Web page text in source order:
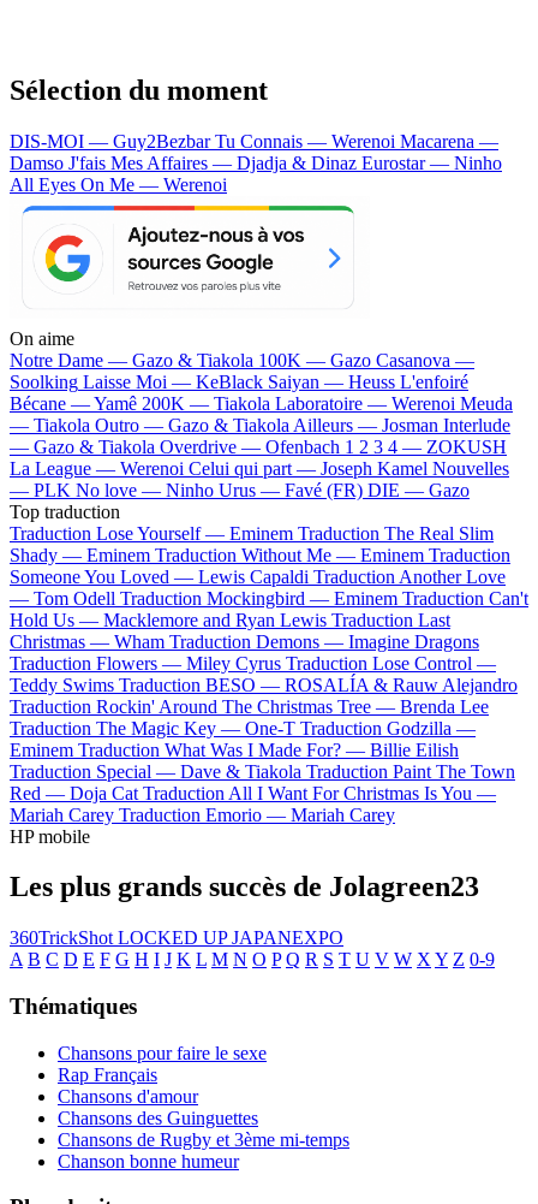
Sélection du moment
DIS-MOI — Guy2BezbarTu Connais — Werenoi Macarena —
Damso J'fais Mes Affaires — Djadja & Dinaz Eurostar — Ninho
All Eyes On Me — Werenoi
On aime
Notre Dame — Gazo & Tiakola 100K — Gazo Casanova —
Soolking Laisse Moi — KeBlack Saiyan — Heuss L'enfoiré
Bécane —Yamê 200K — Tiakola Laboratoire — Werenoi Meuda
— Tiakola Outro — Gazo & Tiakola Ailleurs — Josman Interlude
— Gazo & Tiakola Overdrive — Ofenbach 1 2 3 4 — ZOKUSH
La League — Werenoi Celui qui part — Joseph Kamel Nouvelles
— PLK No love — Ninho Urus — Favé (FR) DIE — Gazo
Top traduction
Traduction Lose Yourself — Eminem Traduction The Real Slim
Shady — Eminem Traduction Without Me — Eminem Traduction
Someone You Loved — Lewis Capaldi Traduction Another Love
— Tom Odell Traduction Mockingbird — Eminem Traduction Can't
Hold Us — Macklemore and Ryan Lewis Traduction Last
Christmas — Wham Traduction Demons — Imagine Dragons
Traduction Flowers — Miley Cyrus Traduction Lose Control —
Teddy Swims Traduction BESO — ROSALÍA & Rauw Alejandro
Traduction Rockin' Around The Christmas Tree — Brenda Lee
Traduction The Magic Key — One-T Traduction Godzilla —
Eminem Traduction What Was I Made For? — Billie Eilish
Traduction Special — Dave & Tiakola Traduction Paint The Town
Red — Doja Cat Traduction All I Want For Christmas Is You —
Mariah Carey Traduction Emorio — Mariah Carey
HP mobile
Les plus grands succès de Jolagreen23
360TrickShot LOCKED UPJAPANEXPO
A B C D E F G H I J K L M N O P Q R S T U V W X Y Z 0-9
Thématiques
Chansons pour faire le sexe
Rap Français
Chansons d'amour
Chansons des Guinguettes
Chansons de Rugby et 3ème mi-temps
Chanson bonne humeur